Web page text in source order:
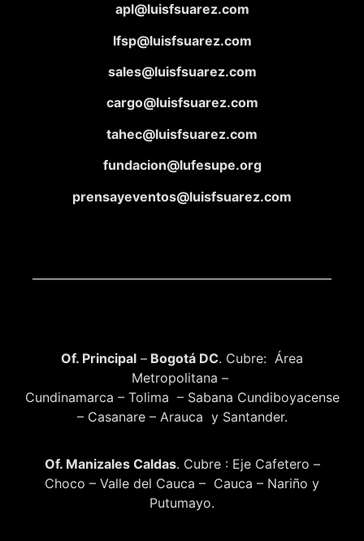
apl@luisfsuarez.com
lfsp@luisfsuarez.com
sales@luisfsuarez.com
cargo@luisfsuarez.com
tahec@luisfsuarez.com
fundacion@lufesupe.org
prensayeventos@luisfsuarez.com
Of. Principal – Bogotá DC. Cubre: Área
Metropolitana –
Cundinamarca – Tolima – Sabana Cundiboyacense
– Casanare – Arauca y Santander.
Of. Manizales Caldas. Cubre : Eje Cafetero –
Choco – Valle del Cauca – Cauca – Nariño y
Putumayo.